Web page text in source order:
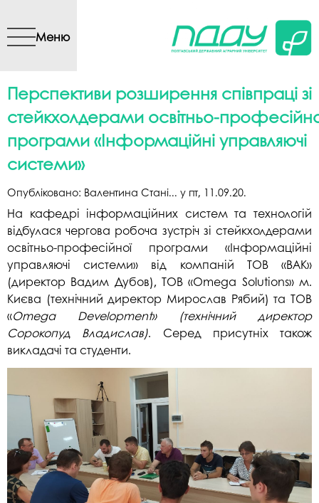
вмісту
Меню
Перспективи розширення співпраці зі
стейкхолдерами освітньо-
програми «Інформаційні управляючі
системи»
Опубліковано: Валентина Стані... у пт, 11.09.20.
На кафедрі інформаційних систем та технологій
відбулася чергова робоча зустріч зі стейкхолдерами
освітньо-професійної програми «Інформаційні
управляючі системи» від компаній ТОВ «ВАК»
(директор Вадим Дубов), ТОВ «Omega Solutions» м.
Києва (технічний директор Мирослав Рябий) та ТОВ
«Omega Development» (технічний директор
Сорокопуд Владислав). Серед присутніх також
викладачі та студенти.